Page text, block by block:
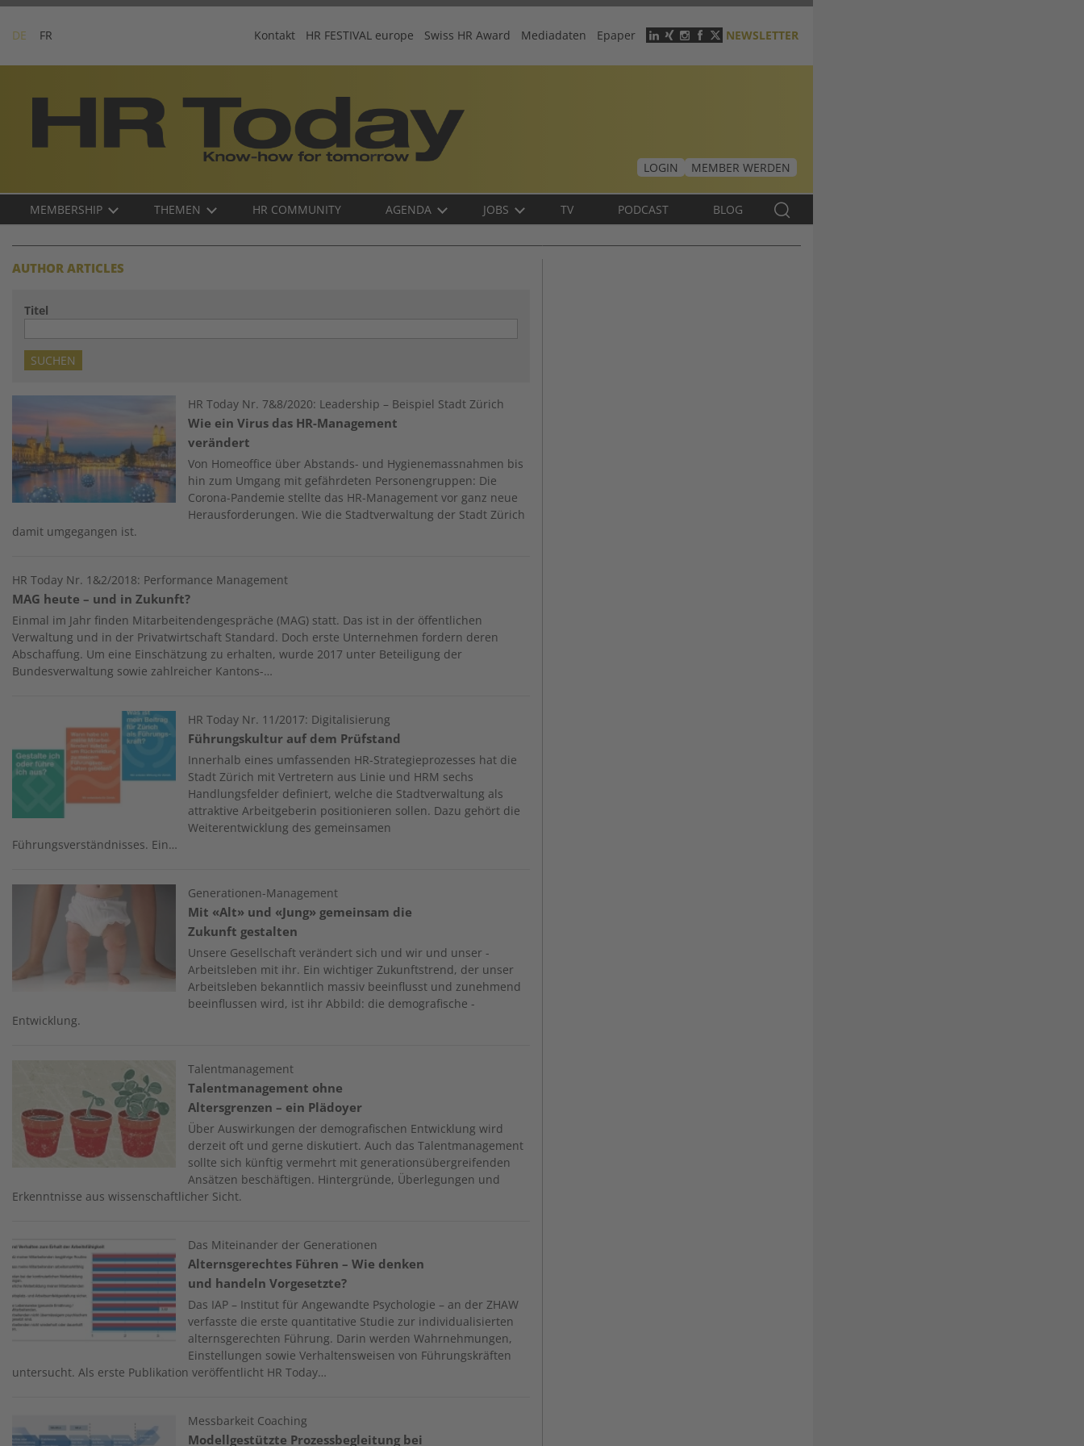
Skip
content
DE FR
Header
menu
Kontakt HR FESTIVAL europe Swiss HR Award Mediadaten Epaper NEWSLETTER
LOGIN
MEMBER WERDEN
Main
DE
MEMBERSHIP THEMEN HR COMMUNITY AGENDA JOBS TV PODCAST BLOG
AUTHOR ARTICLES
Titel
HR Today Nr. 7&8/2020: Leadership – Beispiel Stadt Zürich
Wie ein Virus das HR-Management
verändert
Von Homeoffice über Abstands- und Hygienemassnahmen bis
hin zum Umgang mit gefährdeten Personengruppen: Die
Corona-Pandemie stellte das HR-Management vor ganz neue
Herausforderungen. Wie die Stadtverwaltung der Stadt Zürich
damit umgegangen ist.
HR Today Nr. 1&2/2018: Performance Management
MAG heute – und in Zukunft?
Einmal im Jahr finden Mitarbeitendengespräche (MAG) statt. Das ist in der öffentlichen
Verwaltung und in der Privatwirtschaft Standard. Doch erste Unternehmen fordern deren
Abschaffung. Um eine Einschätzung zu erhalten, wurde 2017 unter Beteiligung der
Bundesverwaltung sowie zahlreicher Kantons-…
HR Today Nr. 11/2017: Digitalisierung
Führungskultur auf dem Prüfstand
Innerhalb eines umfassenden HR-Strategieprozesses hat die
Stadt Zürich mit Vertretern aus Linie und HRM sechs
Handlungsfelder definiert, welche die Stadtverwaltung als
attraktive Arbeitgeberin positionieren sollen. Dazu gehört die
Weiterentwicklung des gemeinsamen
Führungsverständnisses. Ein…
Generationen-Management
Mit «Alt» und «Jung» gemeinsam die
Zukunft gestalten
Unsere Gesellschaft verändert sich und wir und unser ­
Arbeitsleben mit ihr. Ein wichtiger Zukunftstrend, der unser
Arbeitsleben bekanntlich massiv beeinflusst und zunehmend
beeinflussen wird, ist ihr Abbild: die demografische ­
Entwicklung.
Talentmanagement
Talentmanagement ohne
Altersgrenzen – ein Plädoyer
Über Auswirkungen der demografischen Entwicklung wird
derzeit oft und gerne diskutiert. Auch das Talentmanagement
sollte sich künftig vermehrt mit generationsübergreifenden
Ansätzen beschäftigen. Hintergründe, Überlegungen und
Erkenntnisse aus wissenschaftlicher Sicht.
Image Das Miteinander der Generationen
Alternsgerechtes Führen – Wie denken
und handeln Vorgesetzte?
Das IAP – Institut für Angewandte Psychologie – an der ZHAW
verfasste die erste quantitative Studie zur individualisierten
alternsgerechten Führung. Darin werden Wahrnehmungen,
Einstellungen sowie Verhaltensweisen von Führungskräften
untersucht. Als erste Publikation veröffentlicht HR Today…
Messbarkeit Coaching
Modellgestützte Prozessbegleitung bei